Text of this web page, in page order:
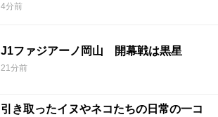
4分前
J1ファジアーノ岡山 開幕戦は黒星
21分前
引き取ったイヌやネコたちの日常の一コ